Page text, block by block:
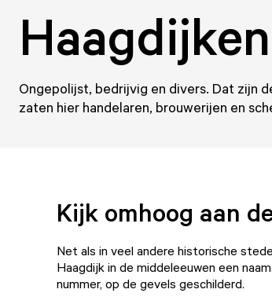
Haagdijken
Ongepolijst, bedrijvig en divers. Dat zijn
zaten hier handelaren, brouwerijen en
Kijk omhoog aan
Net als in veel andere historische
Haagdijk in de middeleeuwen een
nummer, op de gevels geschilderd.